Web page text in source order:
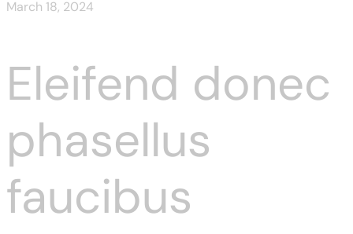
March 18, 2024
Eleifend donec
phasellus
faucibus